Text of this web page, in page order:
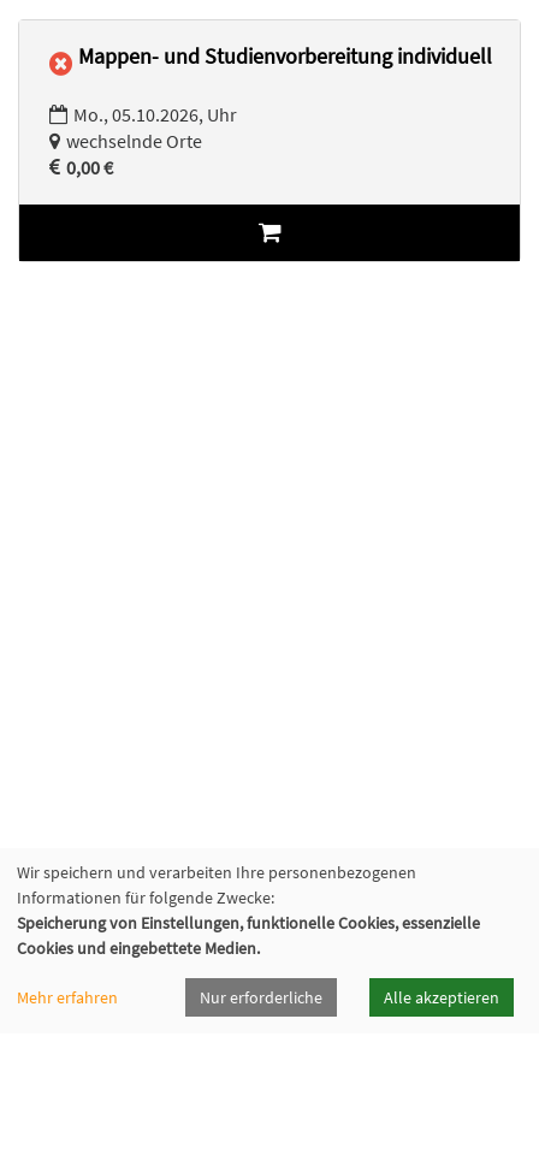
Mappen- und Studienvorbereitung individuell
Mo., 05.10.2026, Uhr
wechselnde Orte
0,00 €
vhsrt · Volkshochschule Reutlingen GmbH
Wir speichern und verarbeiten Ihre personenbezogenen
Informationen für folgende Zwecke:
Speicherung von Einstellungen, funktionelle Cookies, essenzielle
Cookies und eingebettete Medien.
Mehr erfahren Nur erforderliche Alle akzeptieren